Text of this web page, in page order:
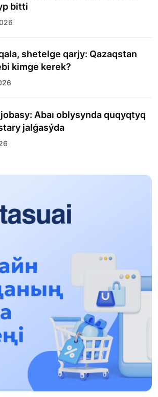
bitti
shetelge qarjy: Qazaqstan
kimge kerek?
Abaı oblysynda quqyqtyq
jalǵasýda
1 H2O» jarysyn Qonaev
Dýman Muhametkárimdi Almaty
múmkin
Rýhanıatqa qyzmet etken